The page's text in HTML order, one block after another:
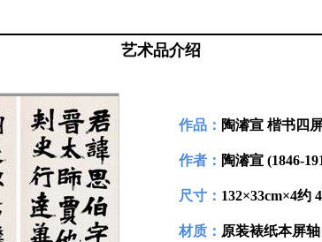
艺术品介绍
作品： 陶濬宣 楷书四
作者： 陶濬宣 (1846-
尺寸： 132×33cm×4约
材质： 原装裱纸本屏轴